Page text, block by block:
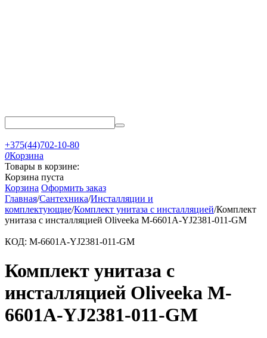
+375(44)702-10-80
0Корзина
Товары в корзине:
Корзина пуста
Корзина Оформить заказ
Главная/Сантехника/Инсталляции и
комплектующие/Комплект унитаза с инсталляцией/Комплект
унитаза с инсталляцией Oliveeka M-6601A-YJ2381-011-GM
КОД: M-6601A-YJ2381-011-GM
Комплект унитаза с
инсталляцией Oliveeka M-
6601A-YJ2381-011-GM